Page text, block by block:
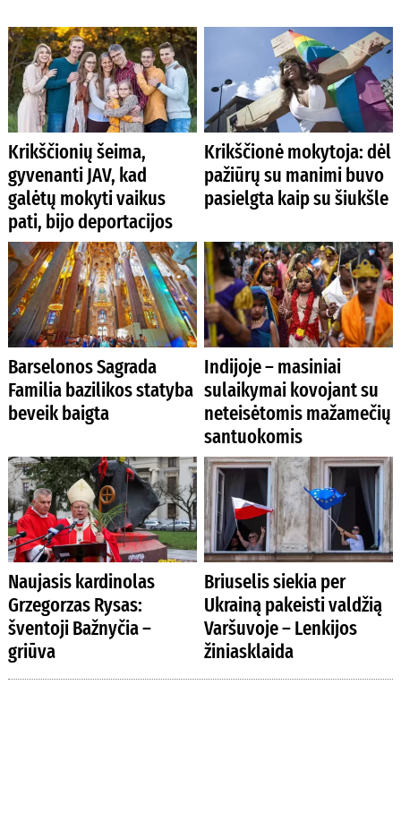
Krikščionių šeima,
gyvenanti JAV, kad
galėtų mokyti vaikus
pati, bijo deportacijos
Krikščionė mokytoja: dėl
pažiūrų su manimi buvo
pasielgta kaip su šiukšle
Barselonos Sagrada
Familia bazilikos statyba
beveik baigta
Indijoje – masiniai
sulaikymai kovojant su
neteisėtomis mažamečių
santuokomis
Naujasis kardinolas
Grzegorzas Rysas:
šventoji Bažnyčia –
griūva
Briuselis siekia per
Ukrainą pakeisti valdžią
Varšuvoje – Lenkijos
žiniasklaida